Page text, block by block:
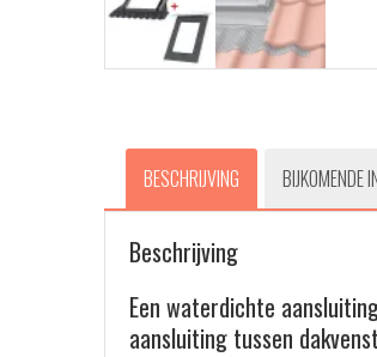
BESCHRIJVING BIJKOMENDE
Beschrijving
Een waterdichte
aansluiting tussen